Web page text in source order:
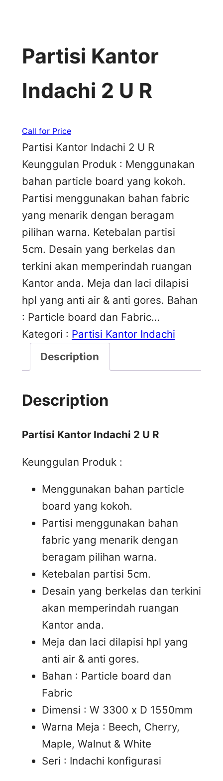
Partisi Kantor
Indachi 2 U R
Call for Price
Partisi Kantor Indachi 2 U R
Keunggulan Produk : Menggunakan
bahan particle board yang kokoh.
Partisi menggunakan bahan fabric
yang menarik dengan beragam
pilihan warna. Ketebalan partisi
5cm. Desain yang berkelas dan
terkini akan memperindah ruangan
Kantor anda. Meja dan laci dilapisi
hpl yang anti air & anti gores. Bahan
: Particle board dan Fabric…
Kategori : Partisi Kantor Indachi
Description
Description
Partisi Kantor Indachi 2 U R
Keunggulan Produk :
Menggunakan bahan particle
board yang kokoh.
Partisi menggunakan bahan
fabric yang menarik dengan
beragam pilihan warna.
Ketebalan partisi 5cm.
Desain yang berkelas dan terkini
akan memperindah ruangan
Kantor anda.
Meja dan laci dilapisi hpl yang
anti air & anti gores.
Bahan : Particle board dan
Fabric
Dimensi : W 3300 x D 1550mm
Warna Meja : Beech, Cherry,
Maple, Walnut & White
Seri : Indachi konfigurasi